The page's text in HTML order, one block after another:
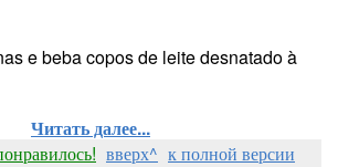
e beba copos de leite desnatado à
Читать далее...
вверх^ к полной версии